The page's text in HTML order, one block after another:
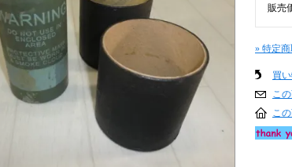
販売
» 特定
買
こ
こ